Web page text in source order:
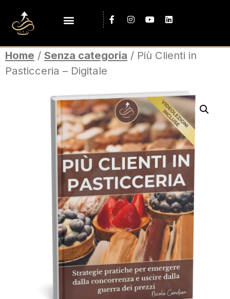
Home / Senza categoria / Più Clienti in
Pasticceria – Digitale